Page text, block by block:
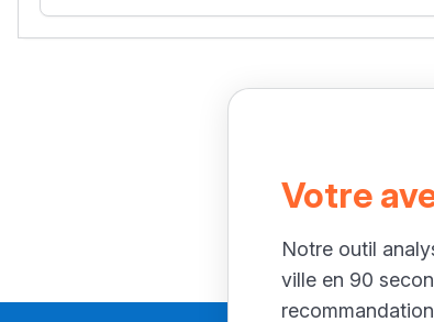
Votre
Notre outil
ville en 90